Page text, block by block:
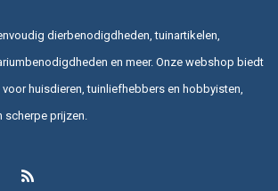
dierbenodigdheden, tuinartikelen,
en meer. Onze webshop biedt
huisdieren, tuinliefhebbers en hobbyisten,
scherpe prijzen.